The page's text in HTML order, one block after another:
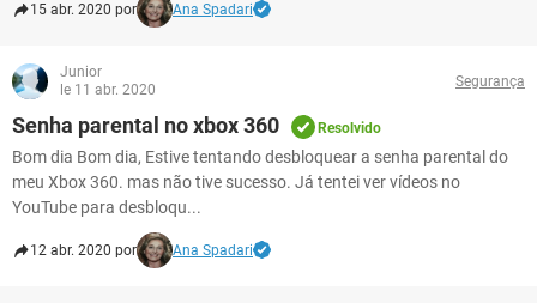
15 abr. 2020 por Ana Spadari
Junior
le 11 abr. 2020
Segurança
Senha parental no xbox 360 Resolvido
Bom dia Bom dia, Estive tentando desbloquear a senha parental do
meu Xbox 360. mas não tive sucesso. Já tentei ver vídeos no
YouTube para desbloqu...
12 abr. 2020 por Ana Spadari